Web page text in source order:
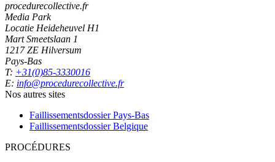
procedurecollective.fr
Media Park
Locatie Heideheuvel H1
Mart Smeetslaan 1
1217 ZE Hilversum
Pays-Bas
T: +31(0)85-3330016
E: info@procedurecollective.fr
Nos autres sites
Faillissementsdossier Pays-Bas
Faillissementsdossier Belgique
PROCÉDURES